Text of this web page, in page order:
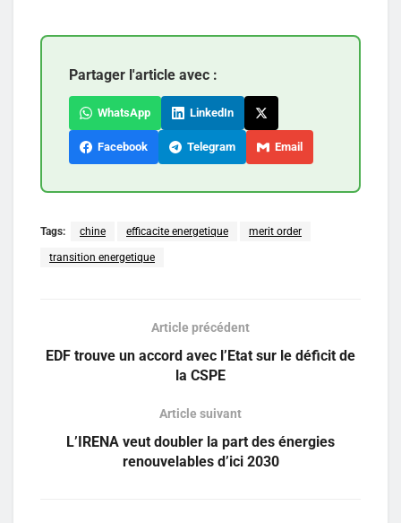
Partager l'article avec :
WhatsApp LinkedIn
Facebook Telegram Email
Tags: chine efficacite energetique merit order
transition energetique
Article précédent
EDF trouve un accord avec l’Etat sur le déficit de
la CSPE
Article suivant
L’IRENA veut doubler la part des énergies
renouvelables d’ici 2030